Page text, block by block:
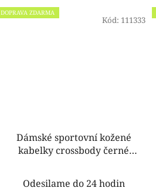
DOPRAVA ZDARMA
Dámské sportovní kožené
kabelky crossbody černé
Odesilame do 24 hodin
Kód: 111333